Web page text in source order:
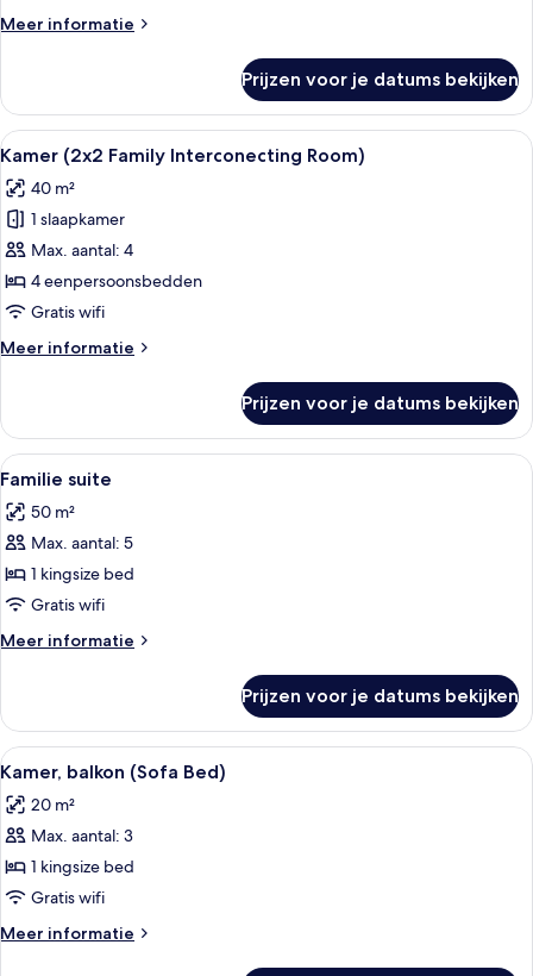
laden
Meer informatie
Meer
(2x2
Family
Interconecting
Prijzen voor je datums bekijken
Alle
foto's
voor
Kamer
(2x2
Family
Interconecting
laden
Een hotelkamer met een groot bed,
4
Kamer (2x2 Family Interconecting Room)
40 m²
1 slaapkamer
Max. aantal: 4
4 eenpersoonsbedden
Gratis wifi
Meer informatie
Meer
(2x2
Family
Interconecting
Prijzen voor je datums bekijken
Alle
foto's
voor
Familie
suite
laden
Een hotelkamer met een groot bed,
7
Familie suite
50 m²
Max. aantal: 5
1 kingsize bed
Gratis wifi
Meer informatie
Meer
suite
Prijzen voor je datums bekijken
Alle
foto's
voor
Kamer,
balkon
(Sofa
Bed)
laden
Een hotelkamer met een bed, een
2
Kamer, balkon (Sofa Bed)
20 m²
Max. aantal: 3
1 kingsize bed
Gratis wifi
Meer informatie
Meer